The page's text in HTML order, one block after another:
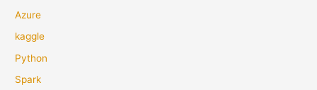
Azure
kaggle
Python
Spark